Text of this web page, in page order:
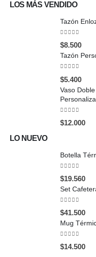
LOS MÁS VENDIDO
Tazón
$8.500
Tazón
$5.400
Vaso
$12.000
LO NUEVO
Botella
$19.560
Set
$41.500
Mug
$14.500